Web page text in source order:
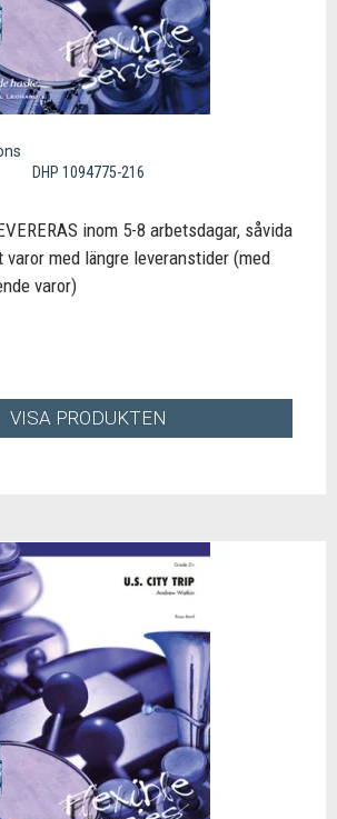
DHP 1094775-216
inom 5-8 arbetsdagar, såvida
med längre leveranstider (med
varor)
VISA PRODUKTEN